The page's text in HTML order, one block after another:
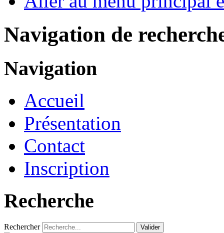
Navigation de
Navigation
Accueil
Présentation
Contact
Inscription
Recherche
Rechercher Valider